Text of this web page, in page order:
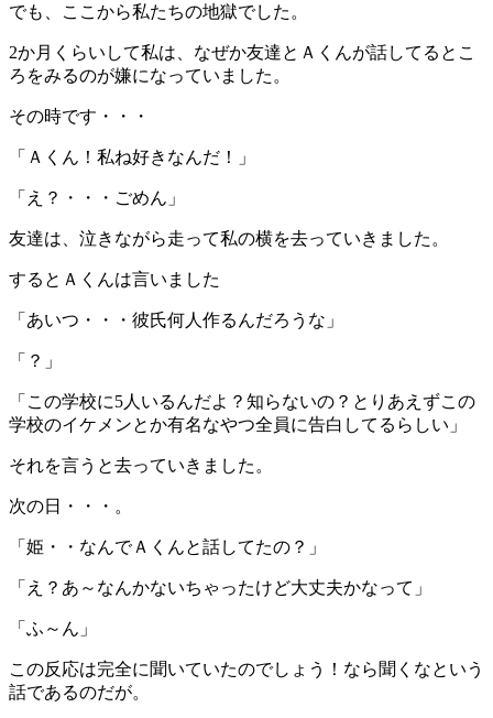
でも、ここから私たちの地獄でした。
2か月くらいして私は、なぜか友達とＡくんが話してるとこ
ろをみるのが嫌になっていました。
その時です・・・
「Ａくん！私ね好きなんだ！」
「え？・・・ごめん」
友達は、泣きながら走って私の横を去っていきました。
するとＡくんは言いました
「あいつ・・・彼氏何人作るんだろうな」
「？」
「この学校に5人いるんだよ？知らないの？とりあえずこの
学校のイケメンとか有名なやつ全員に告白してるらしい」
それを言うと去っていきました。
次の日・・・。
「姫・・なんでＡくんと話してたの？」
「え？あ～なんかないちゃったけど大丈夫かなって」
「ふ～ん」
この反応は完全に聞いていたのでしょう！なら聞くなという
話であるのだが。